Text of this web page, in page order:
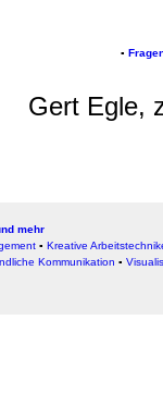
▪
Gert Egle,
mehr
▪ Kreative
Kommunikation ▪